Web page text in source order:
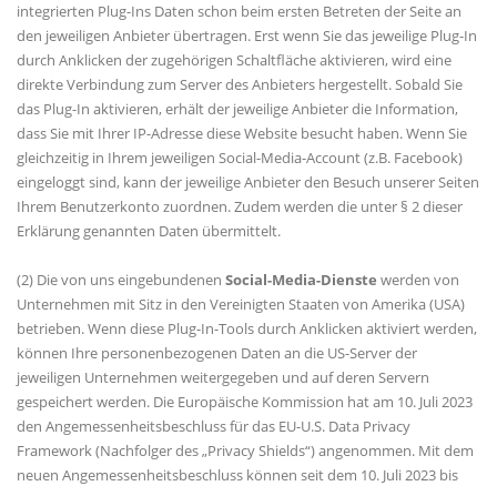
integrierten Plug-Ins Daten schon beim ersten Betreten der Seite an
den jeweiligen Anbieter übertragen. Erst wenn Sie das jeweilige Plug-In
durch Anklicken der zugehörigen Schaltfläche aktivieren, wird eine
direkte Verbindung zum Server des Anbieters hergestellt. Sobald Sie
das Plug-In aktivieren, erhält der jeweilige Anbieter die Information,
dass Sie mit Ihrer IP-Adresse diese Website besucht haben. Wenn Sie
gleichzeitig in Ihrem jeweiligen Social-Media-Account (z.B. Facebook)
eingeloggt sind, kann der jeweilige Anbieter den Besuch unserer Seiten
Ihrem Benutzerkonto zuordnen. Zudem werden die unter § 2 dieser
Erklärung genannten Daten übermittelt.
(2) Die von uns eingebundenen Social-Media-Dienste werden von
Unternehmen mit Sitz in den Vereinigten Staaten von Amerika (USA)
betrieben. Wenn diese Plug-In-Tools durch Anklicken aktiviert werden,
können Ihre personenbezogenen Daten an die US-Server der
jeweiligen Unternehmen weitergegeben und auf deren Servern
gespeichert werden. Die Europäische Kommission hat am 10. Juli 2023
den Angemessenheitsbeschluss für das EU-U.S. Data Privacy
Framework (Nachfolger des „Privacy Shields“) angenommen. Mit dem
neuen Angemessenheitsbeschluss können seit dem 10. Juli 2023 bis